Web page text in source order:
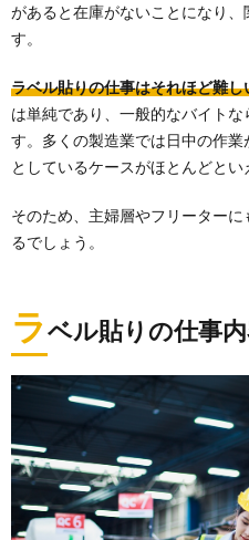
があると在庫がないことになり
す。
ラベル貼りの仕事はそれほど難
は単純であり、一般的なバイト
す。多くの製造業では日中の作
としているケースがほとんどとい
そのため、主婦層やフリーター
るでしょう。
ラベル貼りの仕事